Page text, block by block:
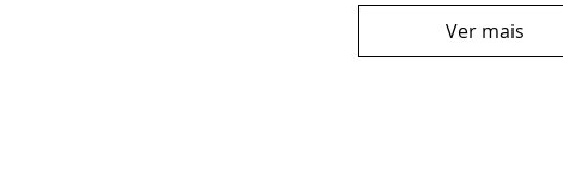
Ver mais